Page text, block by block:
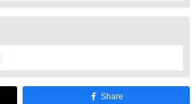
Share